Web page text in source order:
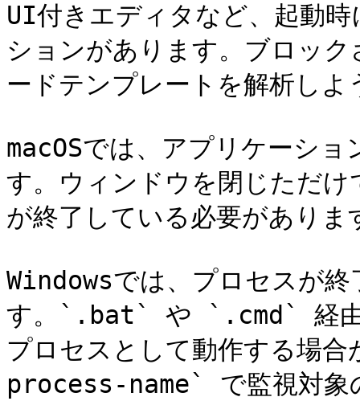
UI付きエディタなど、起動
ションがあります。ブロッ
ードテンプレートを解析しよ
macOSでは、アプリケーシ
す。ウィンドウを閉じただ
が終了している必要がありま
Windowsでは、プロセスが
す。`.bat` や `.cmd` 経由
プロセスとして動作する場
process-name` で監視対象